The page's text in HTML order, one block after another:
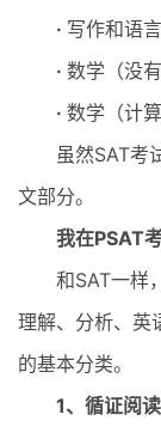
· 写作和语
· 数学（没
· 数学（计
虽然SAT考试
文部分。
我在PSAT
和SAT一样，
理解、分析、英
的基本分类。
1、循证阅读